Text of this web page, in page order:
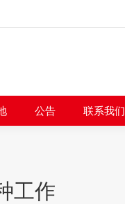
公告 联系我们
工作
社工园地 公告